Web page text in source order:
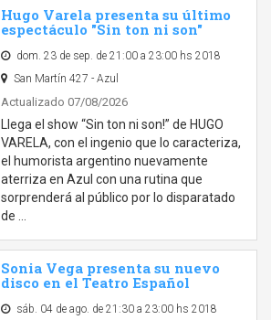
Hugo Varela presenta su último
espectáculo "Sin ton ni son"
dom. 23 de sep. de 21:00 a 23:00 hs 2018
San Martín 427 - Azul
Actualizado 07/08/2026
Llega el show “Sin ton ni son!” de HUGO
VARELA, con el ingenio que lo caracteriza,
el humorista argentino nuevamente
aterriza en Azul con una rutina que
sorprenderá al público por lo disparatado
de …
Sonia Vega presenta su nuevo
disco en el Teatro Español
sáb. 04 de ago. de 21:30 a 23:00 hs 2018